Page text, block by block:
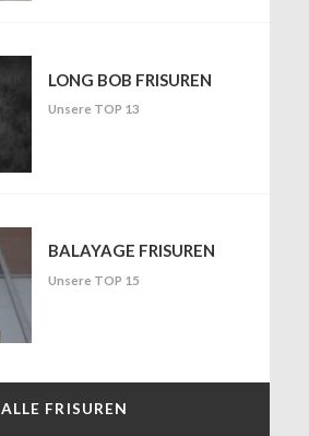
LONG BOB FRISUREN
Unsere TOP 13
BALAYAGE FRISUREN
Unsere TOP 15
ALLE FRISUREN